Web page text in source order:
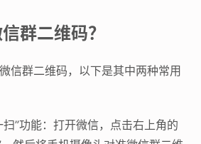
群二维码？
信群二维码，以下是其中两种常用
”功能：打开微信，点击右上角的